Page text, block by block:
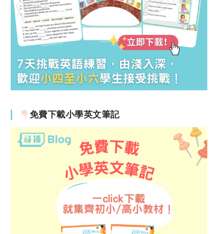
免費下載小學英文筆記